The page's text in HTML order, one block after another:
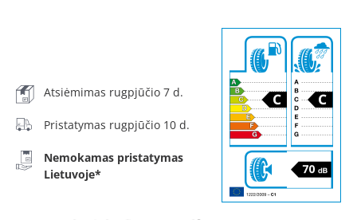
Atsiėmimas rugpjūčio 7 d.
Pristatymas rugpjūčio 10 d.
Nemokamas pristatymas
Lietuvoje*